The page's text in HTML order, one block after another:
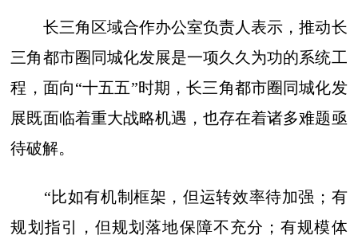
长三角区域合作办公室负责人表示，推动长
三角都市圈同城化发展是一项久久为功的系统工
程，面向“十五五”时期，长三角都市圈同城化发
展既面临着重大战略机遇，也存在着诸多难题亟
待破解。
“比如有机制框架，但运转效率待加强；有
规划指引，但规划落地保障不充分；有规模体